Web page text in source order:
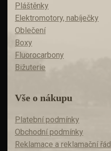
Pláštěnky
Elektromotory, nabíječky
Oblečení
Boxy
Fluorocarbony
Bižuterie
Vše o nákupu
Platební podmínky
Obchodní podmínky
Reklamace a reklamační řád